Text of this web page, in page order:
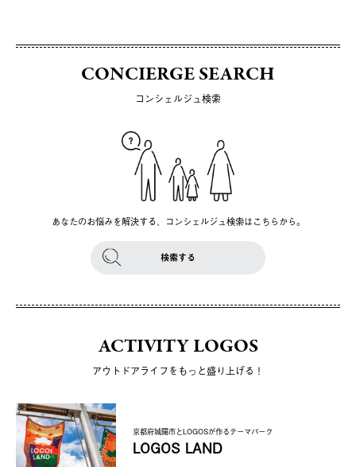
CONCIERGE SEARCH
コンシェルジュ検索
あなたのお悩みを解決する、コンシェルジュ検索はこちらから。
検索する
ACTIVITY LOGOS
アウトドアライフをもっと盛り上げる！
京都府城陽市とLOGOSが作るテーマパーク
LOGOS LAND